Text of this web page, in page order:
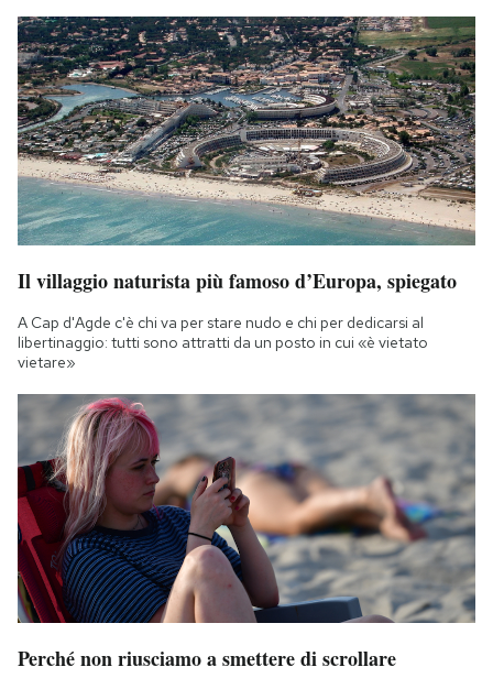
Il villaggio naturista più famoso d’Europa, spiegato
A Cap d'Agde c'è chi va per stare nudo e chi per dedicarsi al
libertinaggio: tutti sono attratti da un posto in cui «è vietato
vietare»
Perché non riusciamo a smettere di scrollare